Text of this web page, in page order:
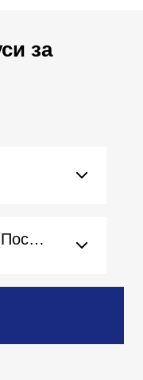
за
Азербайджан - Баку (Посольство)